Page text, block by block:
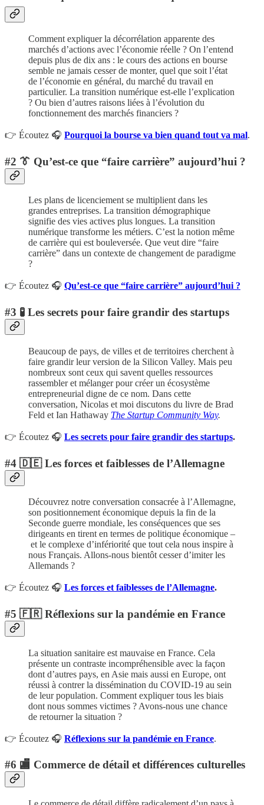
Comment expliquer la décorrélation apparente des
marchés d’actions avec l’économie réelle ? On l’entend
depuis plus de dix ans : le cours des actions en bourse
semble ne jamais cesser de monter, quel que soit l’état
de l’économie en général, du marché du travail en
particulier. La transition numérique est-elle l’explication
? Ou bien d’autres raisons liées à l’évolution du
fonctionnement des marchés financiers ?
👉 Écoutez 🎧 Pourquoi la bourse va bien quand tout va mal.
#2 👔 Qu’est-ce que “faire carrière” aujourd’hui ?
Les plans de licenciement se multiplient dans les
grandes entreprises. La transition démographique
signifie des vies actives plus longues. La transition
numérique transforme les métiers. C’est la notion même
de carrière qui est bouleversée. Que veut dire “faire
carrière” dans un contexte de changement de paradigme
?
👉 Écoutez 🎧 Qu’est-ce que “faire carrière” aujourd’hui ?
#3 🧪 Les secrets pour faire grandir des startups
Beaucoup de pays, de villes et de territoires cherchent à
faire grandir leur version de la Silicon Valley. Mais peu
nombreux sont ceux qui savent quelles ressources
rassembler et mélanger pour créer un écosystème
entrepreneurial digne de ce nom. Dans cette
conversation, Nicolas et moi discutons du livre de Brad
Feld et Ian Hathaway The Startup Community Way.
👉 Écoutez 🎧 Les secrets pour faire grandir des startups.
#4 🇩🇪 Les forces et faiblesses de l’Allemagne
Découvrez notre conversation consacrée à l’Allemagne,
son positionnement économique depuis la fin de la
Seconde guerre mondiale, les conséquences que ses
dirigeants en tirent en termes de politique économique –
et le complexe d’infériorité que tout cela nous inspire à
nous Français. Allons-nous bientôt cesser d’imiter les
Allemands ?
👉 Écoutez 🎧 Les forces et faiblesses de l’Allemagne.
#5 🇫🇷 Réflexions sur la pandémie en France
La situation sanitaire est mauvaise en France. Cela
présente un contraste incompréhensible avec la façon
dont d’autres pays, en Asie mais aussi en Europe, ont
réussi à contrer la dissémination du COVID-19 au sein
de leur population. Comment expliquer tous les biais
dont nous sommes victimes ? Avons-nous une chance
de retourner la situation ?
👉 Écoutez 🎧 Réflexions sur la pandémie en France.
#6 🏬 Commerce de détail et différences culturelles